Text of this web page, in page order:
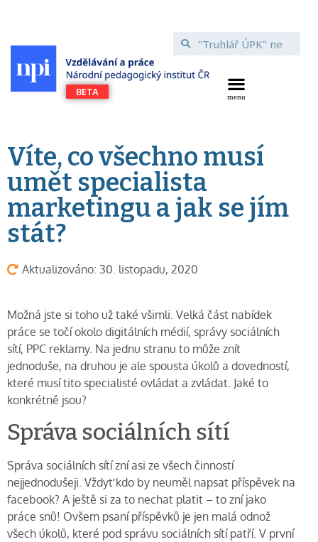
Víte, co všechno musí
umět specialista
marketingu a jak se jím
stát?
Aktualizováno: 30. listopadu, 2020
Možná jste si toho už také všimli. Velká část nabídek
práce se točí okolo digitálních médií, správy sociálních
sítí, PPC reklamy. Na jednu stranu to může znít
jednoduše, na druhou je ale spousta úkolů a dovedností,
které musí tito specialisté ovládat a zvládat. Jaké to
konkrétně jsou?
Správa sociálních sítí
Správa sociálních sítí zní asi ze všech činností
nejjednodušeji. Vždyť kdo by neuměl napsat příspěvek na
facebook? A ještě si za to nechat platit – to zní jako
práce snů! Ovšem psaní příspěvků je jen malá odnož
všech úkolů, které pod správu sociálních sítí patří. V první